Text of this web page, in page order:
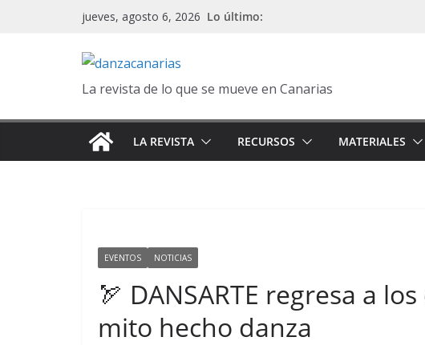
jueves, agosto 6, 2026 Lo último:
La revista de lo que se mueve en Canarias
LA REVISTA RECURSOS MATERIALES
EVENTOS NOTICIAS
🏹 DANSARTE regresa a
mito hecho danza